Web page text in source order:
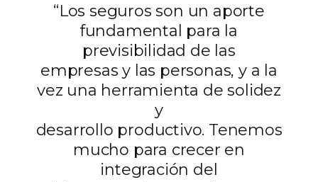
“Los seguros son un aporte
fundamental para la
previsibilidad de las
empresas y las personas, y a la
vez una herramienta de solidez
y
desarrollo productivo. Tenemos
mucho para crecer en
integración del